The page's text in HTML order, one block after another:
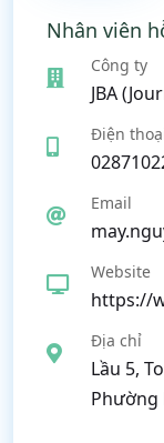
Nhân viên
Công ty
JBA
Điện
Email
Website
https://
Địa chỉ
Lầu 5,
Phường